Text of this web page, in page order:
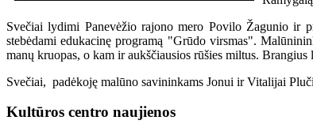
Svečiai lydimi Panevėžio rajono mero Povilo Žagunio ir
stebėdami edukacinę programą "Grūdo virsmas".
manų kruopas, o kam ir aukščiausios rūšies miltus.
Svečiai, padėkoję malūno savininkams Jonui ir Vitalijai
Kultūros centro naujienos